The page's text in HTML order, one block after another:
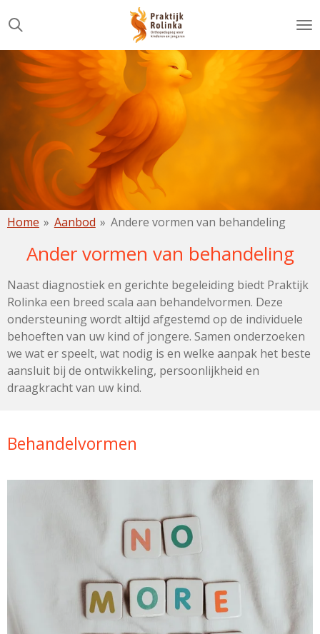
direct
naar
de
hoofdinhoud
Home » Aanbod » Andere vormen van behandeling
Ander vormen van behandeling
Naast diagnostiek en gerichte begeleiding biedt Praktijk
Rolinka een breed scala aan behandelvormen. Deze
ondersteuning wordt altijd afgestemd op de individuele
behoeften van uw kind of jongere. Samen onderzoeken
we wat er speelt, wat nodig is en welke aanpak het beste
aansluit bij de ontwikkeling, persoonlijkheid en
draagkracht van uw kind.
Behandelvormen